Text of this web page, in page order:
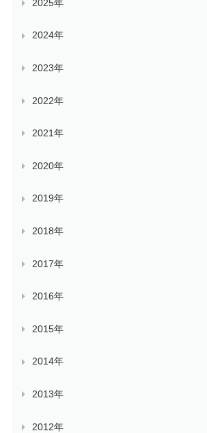
2025年
2024年
2023年
2022年
2021年
2020年
2019年
2018年
2017年
2016年
2015年
2014年
2013年
2012年